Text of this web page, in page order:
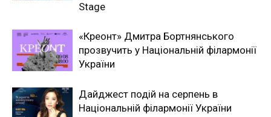
Stage
«Креонт» Дмитра Бортнянського
прозвучить у Національній філармонії
України
Дайджест подій на серпень в
Національній філармонії України